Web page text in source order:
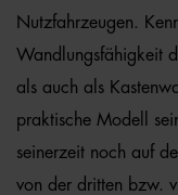
Nutzfahrzeugen.
Wandlungsfähigkeit
als auch als
praktische Modell
seinerzeit noch auf
von der dritten bzw.